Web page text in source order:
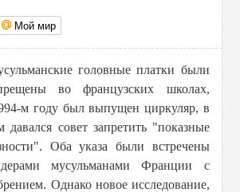
Мой мир
головные платки были
во французских школах,
м году был выпущен циркуляр, в
давался совет запретить "показные
Оба указа были встречены
мусульманами Франции с
Однако новое исследование,